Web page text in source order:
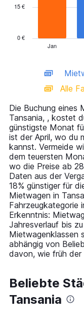
has
displaying
categories.
14
categories.
The
chart
has
1
Y
axis
displaying
values.
Range:
0
to
45.
Jan
0 €
15 €
Alle
Die Buchung eines
Tansania, , kostet
günstigste Monat
ist der April, wo du
kannst. Vermeide
dem teuersten
wo die Preise ab
Daten aus der
18% günstiger für
Mietwagen in
Fahrzeugkategorie
Erkenntnis:
Jahresverlauf bis
Mietwagenklassen
abhängig von
davon, wie früh
Beliebte
Tansania